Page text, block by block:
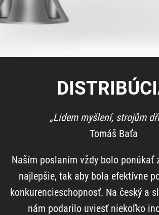
„Lidem myšlení, strojům
Tomáš Baťa
Naším poslaním vždy bolo ponúkať
najlepšie, tak aby bola efektívne
konkurencieschopnosť. Na český a
nám podarilo uviesť niekoľko